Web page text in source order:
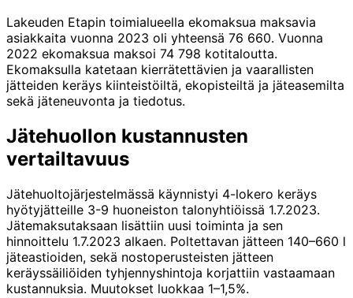
Lakeuden Etapin toimialueella ekomaksua maksavia
asiakkaita vuonna 2023 oli yhteensä 76 660. Vuonna
2022 ekomaksua maksoi 74 798 kotitaloutta.
Ekomaksulla katetaan kierrätettävien ja vaarallisten
jätteiden keräys kiinteistöiltä, ekopisteiltä ja jäteasemilta
sekä jäteneuvonta ja tiedotus.
Jätehuollon kustannusten
vertailtavuus
Jätehuoltojärjestelmässä käynnistyi 4-lokero keräys
hyötyjätteille 3-9 huoneiston talonyhtiöissä 1.7.2023.
Jätemaksutaksaan lisättiin uusi toiminta ja sen
hinnoittelu 1.7.2023 alkaen. Poltettavan jätteen 140–660 l
jäteastioiden, sekä nostoperusteisten jätteen
keräyssäiliöiden tyhjennyshintoja korjattiin vastaamaan
kustannuksia. Muutokset luokkaa 1–1,5%.